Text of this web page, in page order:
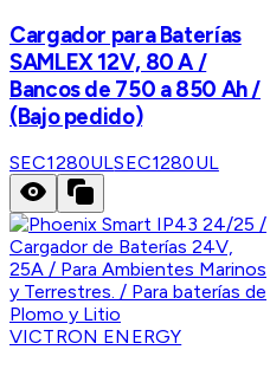
Cargador para Baterías
SAMLEX 12V, 80 A /
Bancos de 750 a 850 Ah /
(Bajo pedido)
SEC1280ULSEC1280UL
VICTRON ENERGY